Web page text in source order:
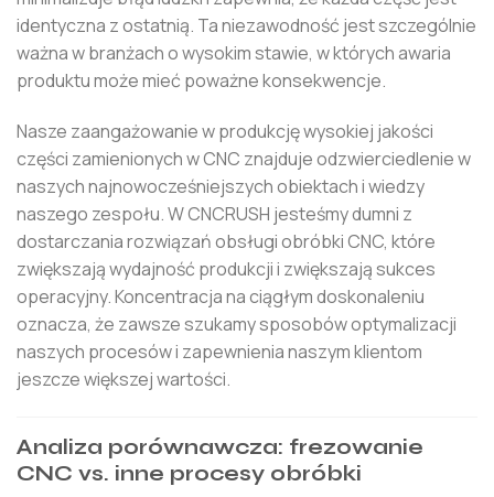
identyczna z ostatnią. Ta niezawodność jest szczególnie
ważna w branżach o wysokim stawie, w których awaria
produktu może mieć poważne konsekwencje.
Nasze zaangażowanie w produkcję wysokiej jakości
części zamienionych w CNC znajduje odzwierciedlenie w
naszych najnowocześniejszych obiektach i wiedzy
naszego zespołu. W CNCRUSH jesteśmy dumni z
dostarczania rozwiązań obsługi obróbki CNC, które
zwiększają wydajność produkcji i zwiększają sukces
operacyjny. Koncentracja na ciągłym doskonaleniu
oznacza, że ​​zawsze szukamy sposobów optymalizacji
naszych procesów i zapewnienia naszym klientom
jeszcze większej wartości.
Analiza porównawcza: frezowanie
CNC vs. inne procesy obróbki